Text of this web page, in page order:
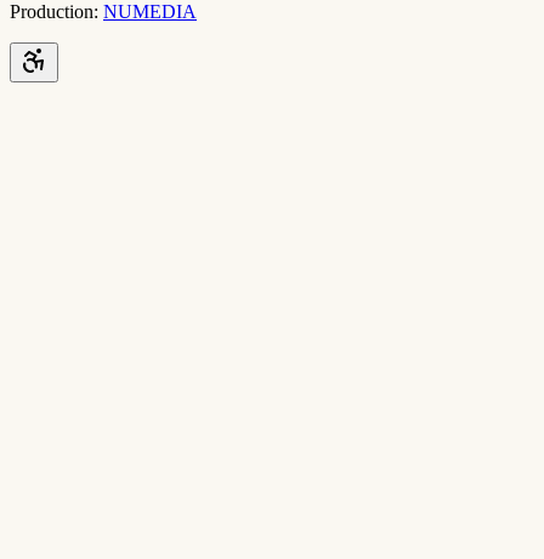
Production: NUMEDIA